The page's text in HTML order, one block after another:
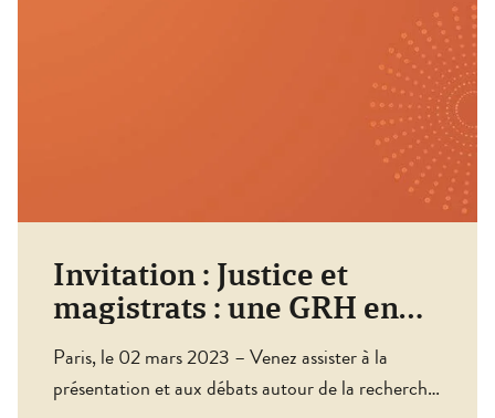
Invitation : Justice et
magistrats : une GRH en
miettes ?
Paris, le 02 mars 2023 – Venez assister à la
présentation et aux débats autour de la recherche